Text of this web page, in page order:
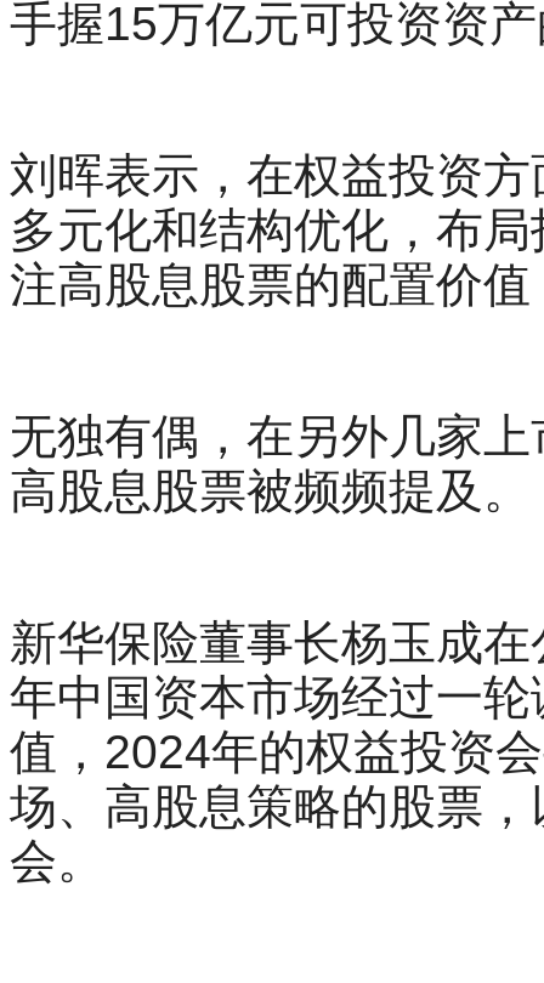
手握15万亿元可投资资
刘晖表示，在权益投资
多元化和结构优化，布
注高股息股票的配置价
无独有偶，在另外几家
高股息股票被频频提及。
新华保险董事长杨玉成
年中国资本市场经过一
值，2024年的权益投资
场、高股息策略的股票
会。